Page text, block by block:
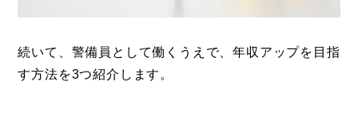
続いて、警備員として働くうえで、年収アップを目指
す方法を3つ紹介します。